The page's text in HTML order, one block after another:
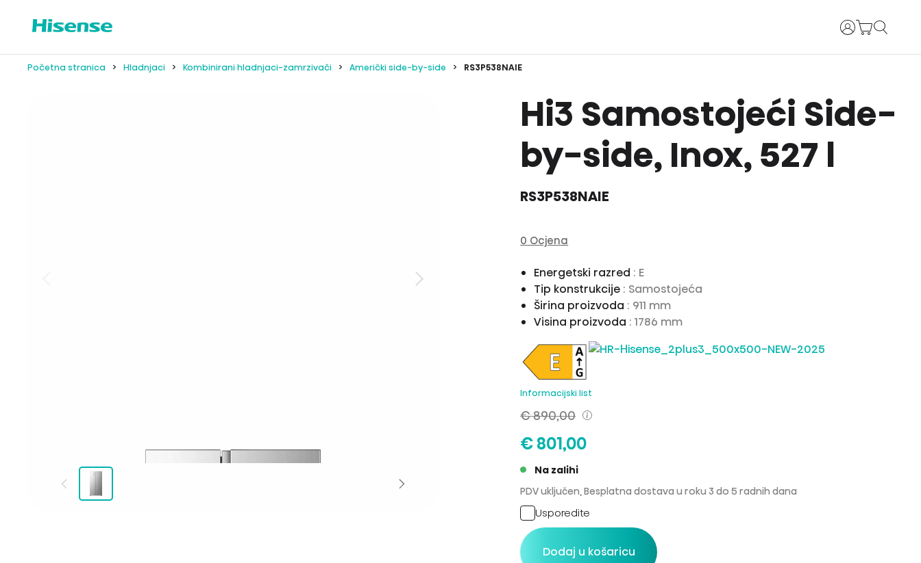
Prijava
Početna stranica Hladnjaci Kombinirani hladnjaci-zamrzivači Američki side-by-side RS3P538NAIE
Hi3 Samostojeći Side-
by-side, Inox, 527 l
RS3P538NAIE
0 Ocjena
Energetski razred : E
Tip konstrukcije : Samostojeća
Širina proizvoda : 911 mm
Visina proizvoda : 1786 mm
Informacijski list
€ 890,00
€ 801,00
Na zalihi
PDV uključen, Besplatna dostava u roku 3 do 5 radnih dana
Usporedite
Dodaj u košaricu